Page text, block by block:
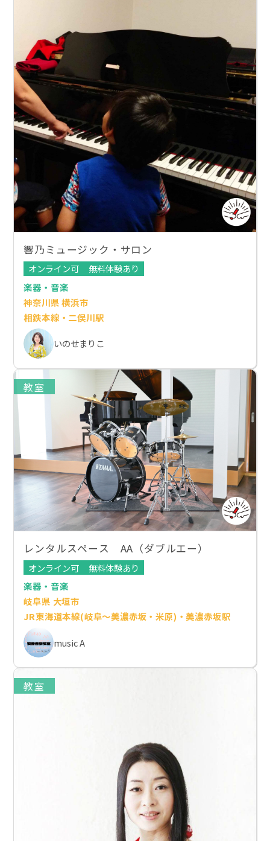
響乃ミュージック・サロン
オンライン可
無料体験あり
楽器・音楽
神奈川県 横浜市
相鉄本線・二俣川駅
いのせまりこ
教室
レンタルスペース AA（ダブルエー）
オンライン可
無料体験あり
楽器・音楽
岐阜県 大垣市
JR東海道本線(岐阜～美濃赤坂・米原)・美濃赤坂駅
music A
教室